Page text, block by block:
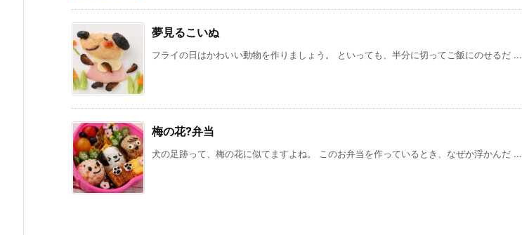
夢見るこいぬ
フライの日はかわいい動物を作りましょう。 といっても、半分に切ってご飯にのせるだ ...
梅の花?弁当
犬の足跡って、梅の花に似てますよね。 このお弁当を作っているとき、なぜか浮かんだ ...